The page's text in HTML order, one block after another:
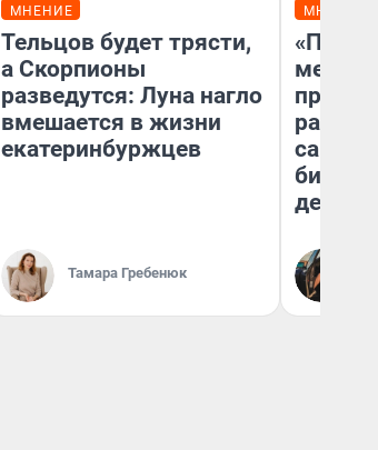
МНЕНИЕ
Тельцов будет трясти,
а Скорпионы
разведутся: Луна нагло
вмешается в жизни
екатеринбуржцев
Тамара Гребенюк
МНЕНИЕ
самом